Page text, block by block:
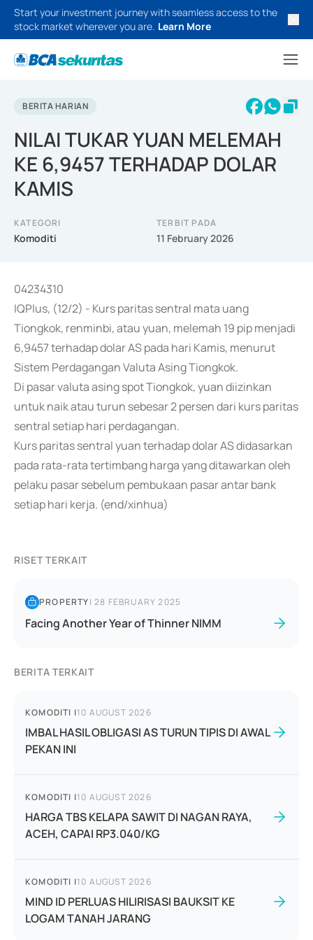
Start your investment journey with seamless access to the
stock market wherever you are. Learn More
BERITA HARIAN
NILAI TUKAR YUAN MELEMAH
KE 6,9457 TERHADAP DOLAR
KAMIS
KATEGORI
Komoditi
TERBIT PADA
11 February 2026
04234310
IQPlus, (12/2) - Kurs paritas sentral mata uang
Tiongkok, renminbi, atau yuan, melemah 19 pip menjadi
6,9457 terhadap dolar AS pada hari Kamis, menurut
Sistem Perdagangan Valuta Asing Tiongkok.
Di pasar valuta asing spot Tiongkok, yuan diizinkan
untuk naik atau turun sebesar 2 persen dari kurs paritas
sentral setiap hari perdagangan.
Kurs paritas sentral yuan terhadap dolar AS didasarkan
pada rata-rata tertimbang harga yang ditawarkan oleh
pelaku pasar sebelum pembukaan pasar antar bank
setiap hari kerja. (end/xinhua)
RISET TERKAIT
PROPERTY|28 FEBRUARY 2025
Facing Another Year of Thinner NIMM
BERITA TERKAIT
KOMODITI |10 AUGUST 2026
IMBAL HASIL OBLIGASI AS TURUN TIPIS DI AWAL
PEKAN INI
KOMODITI |10 AUGUST 2026
HARGA TBS KELAPA SAWIT DI NAGAN RAYA,
ACEH, CAPAI RP3.040/KG
KOMODITI |10 AUGUST 2026
MIND ID PERLUAS HILIRISASI BAUKSIT KE
LOGAM TANAH JARANG